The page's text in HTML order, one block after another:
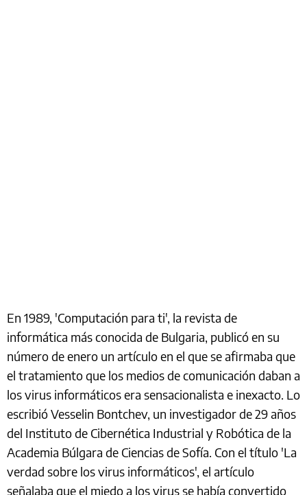
En 1989, 'Computación para ti', la revista de
informática más conocida de Bulgaria, publicó en su
número de enero un artículo en el que se afirmaba que
el tratamiento que los medios de comunicación daban a
los virus informáticos era sensacionalista e inexacto. Lo
escribió Vesselin Bontchev, un investigador de 29 años
del Instituto de Cibernética Industrial y Robótica de la
Academia Búlgara de Ciencias de Sofía. Con el título 'La
verdad sobre los virus informáticos', el artículo
señalaba que el miedo a los virus se había convertido